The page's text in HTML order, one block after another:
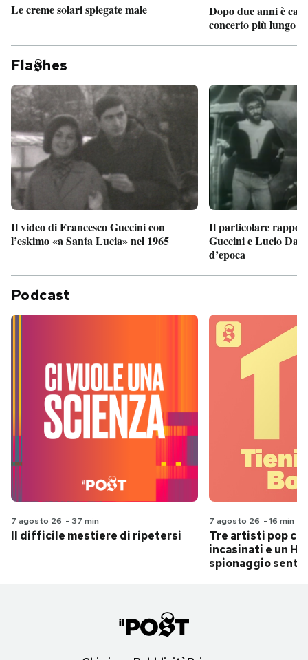
Le creme solari spiegate male
Dopo due anni è
concerto più lungo
Fla hes
Il video di Francesco Guccini con
l’eskimo «a Santa Lucia» nel 1965
Il particolare
Guccini e Lucio
d’epoca
Podcast
7 agosto 26 - 37 min
Il difficile mestiere di ripetersi
7 agosto 26 - 16 min
Tre artisti pop
incasinati e un
spionaggio